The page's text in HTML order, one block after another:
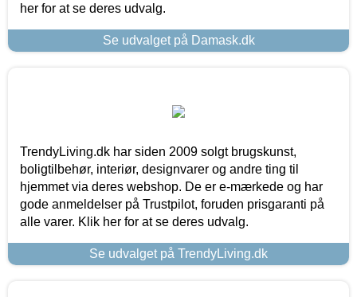
her for at se deres udvalg.
Se udvalget på Damask.dk
TrendyLiving.dk har siden 2009 solgt brugskunst,
boligtilbehør, interiør, designvarer og andre ting til
hjemmet via deres webshop. De er e-mærkede og har
gode anmeldelser på Trustpilot, foruden prisgaranti på
alle varer. Klik her for at se deres udvalg.
Se udvalget på TrendyLiving.dk